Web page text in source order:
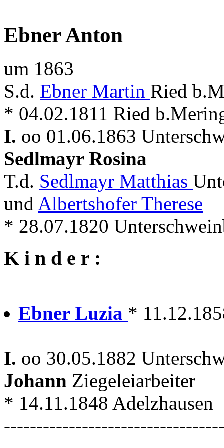
Ebner Anton
um 1863
S.d. Ebner Martin Ried
* 04.02.1811 Ried
I. oo 01.06.1863
Sedlmayr Rosina
T.d. Sedlmayr Matthias
und Albertshofer Therese
* 28.07.1820
K i n d e r :
Ebner Luzia *
I. oo 30.05.1882
Johann Ziegeleiarbeiter
* 14.11.1848 Adelzhausen